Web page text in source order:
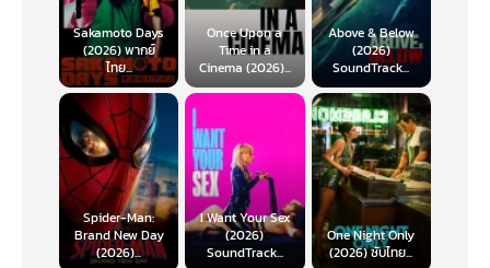
Sakamoto Days
(2026) พากย์
ไทย...
Once Upon a
Time in a
Cinema (2026)...
Above & Below
(2026)
SoundTrack...
Spider-Man:
Brand New Day
(2026)...
I Want Your Sex
(2026)
SoundTrack...
One Night Only
(2026) ซับไทย...